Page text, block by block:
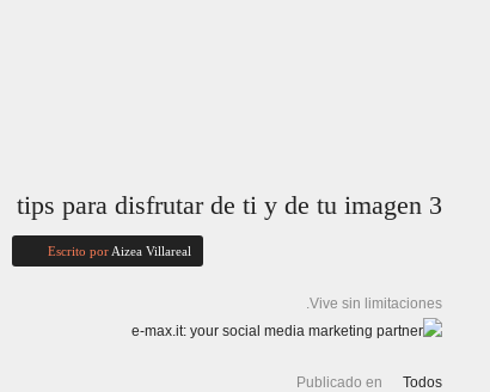
3 tips para disfrutar de ti y de tu imagen
Escrito por Aizea Villareal
Vive sin limitaciones.
Publicado en Todos